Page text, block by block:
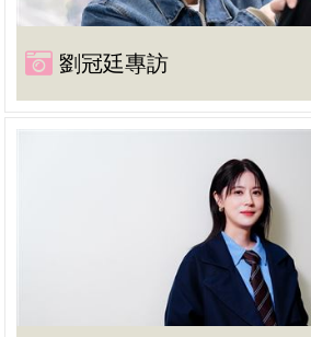
劉冠廷專訪